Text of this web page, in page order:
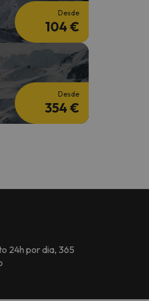
Desde
104 €
Desde
354 €
24h por dia, 365